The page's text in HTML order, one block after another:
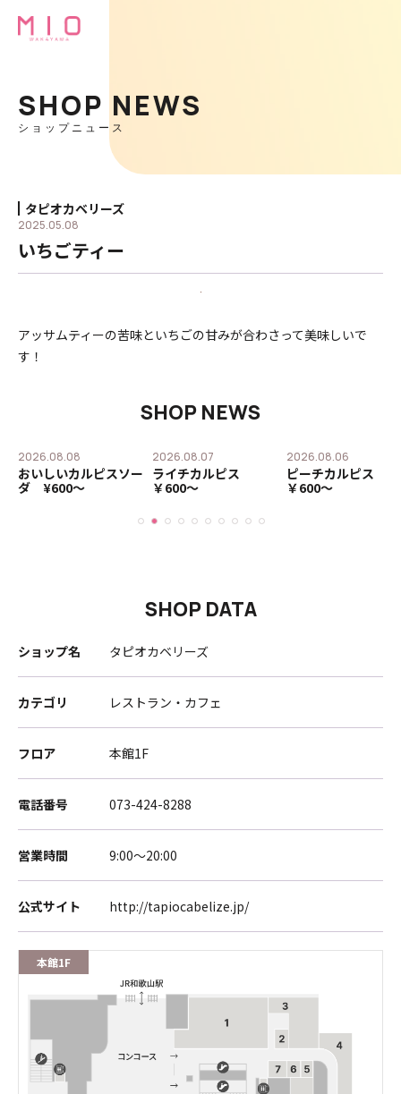
SHOP NEWS
ショップニュース
タピオカベリーズ
2025.05.08
いちごティー
アッサムティーの苦味といちごの甘みが合わさって美味しいで
す！
SHOP NEWS
2026.08.08
おいしいカルピスソー
ダ ¥600〜
2026.08.07
ライチカルピス
￥600〜
2026.08.06
ピーチカルピス
￥600〜
SHOP DATA
ショップ名 タピオカベリーズ
カテゴリ レストラン・カフェ
フロア 本館1F
電話番号 073-424-8288
営業時間 9:00～20:00
公式サイト http://tapiocabelize.jp/
本館1F